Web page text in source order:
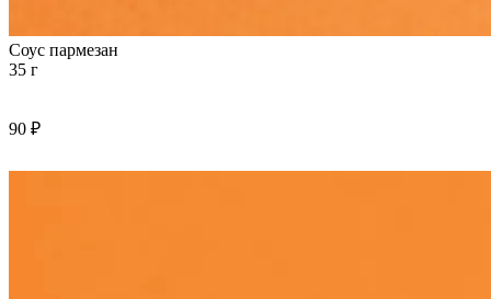
Соус пармезан
35 г
90 ₽